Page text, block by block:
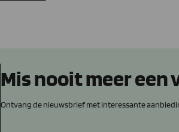
Mis nooit meer een
Ontvang de nieuwsbrief met interessante